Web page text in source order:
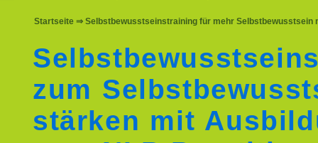
Startseite ⇒ Selbstbewusstseinstraining für mehr Selbstbewusstsein
zum
stärken mit